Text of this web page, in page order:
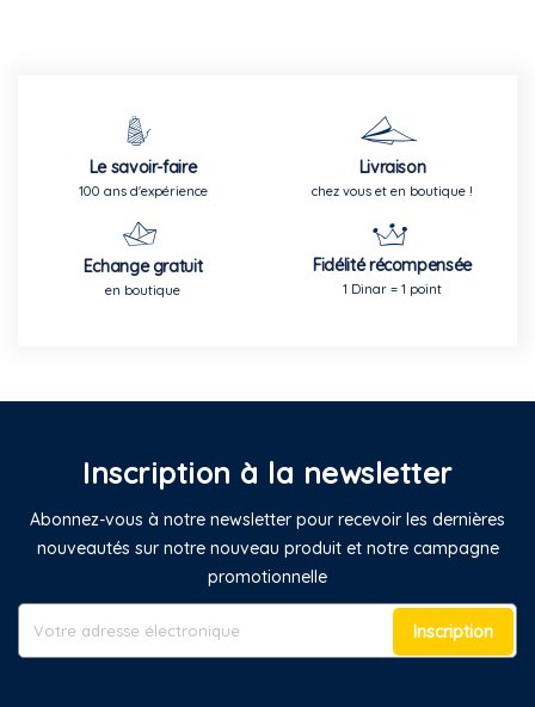
Le savoir-faire
100 ans d'expérience
Livraison
chez vous et en boutique !
Echange gratuit
en boutique
Fidélité récompensée
1 Dinar = 1 point
Inscription à la newsletter
Abonnez-vous à notre newsletter pour recevoir les dernières
nouveautés sur notre nouveau produit et notre campagne
promotionnelle
Inscription